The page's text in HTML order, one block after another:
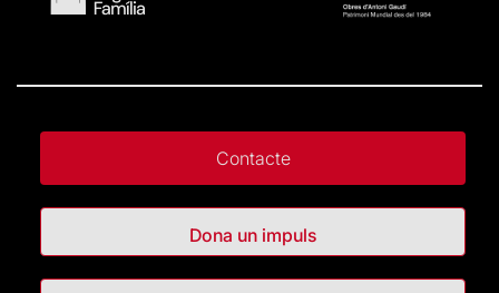
Contacte
Dona un impuls